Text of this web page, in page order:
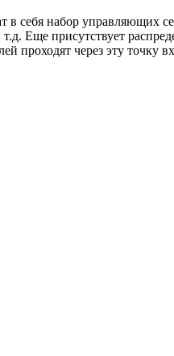
себя набор управляющих
Еще присутствует
через эту точку